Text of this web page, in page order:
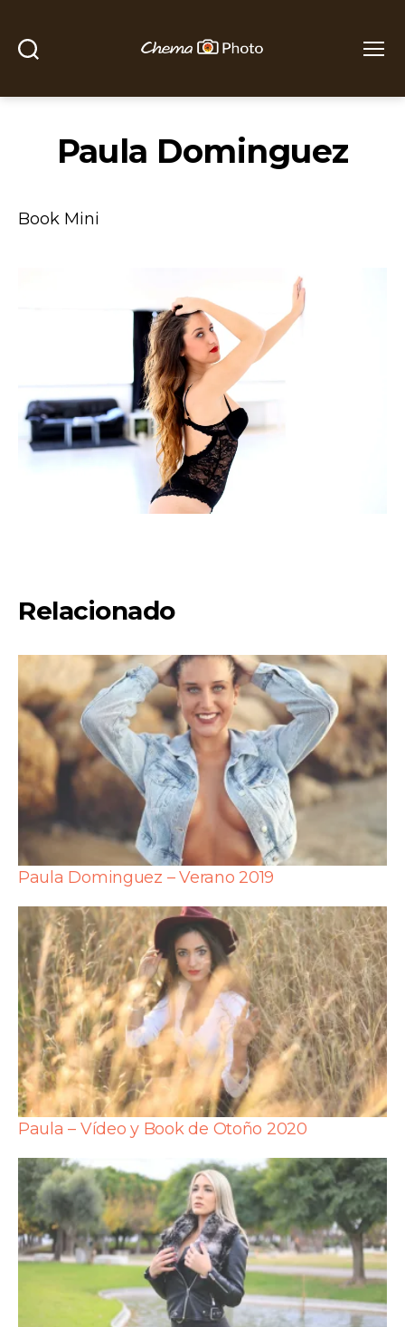
Photo
Paula Dominguez
Book Mini
Relacionado
Paula Dominguez – Verano 2019
Paula – Vídeo y Book de Otoño 2020